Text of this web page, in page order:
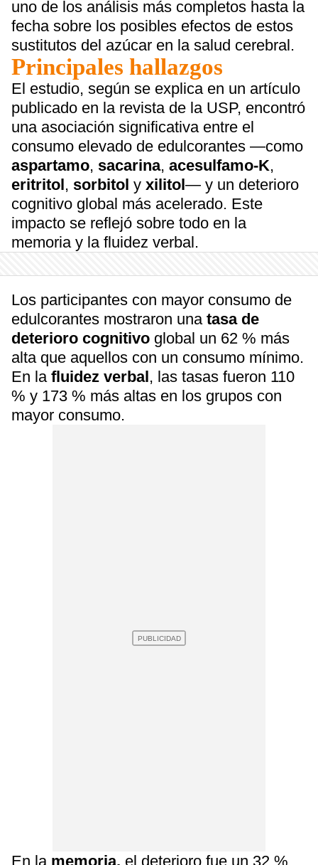
uno de los análisis más completos hasta la
fecha sobre los posibles efectos de estos
sustitutos del azúcar en la salud cerebral.
Principales hallazgos
El estudio, según se explica en un artículo
publicado en la revista de la USP, encontró
una asociación significativa entre el
consumo elevado de edulcorantes —como
aspartamo, sacarina, acesulfamo-K,
eritritol, sorbitol y xilitol— y un deterioro
cognitivo global más acelerado. Este
impacto se reflejó sobre todo en la
memoria y la fluidez verbal.
Los participantes con mayor consumo de
edulcorantes mostraron una tasa de
deterioro cognitivo global un 62 % más
alta que aquellos con un consumo mínimo.
En la fluidez verbal, las tasas fueron 110
% y 173 % más altas en los grupos con
mayor consumo.
En la memoria, el deterioro fue un 32 %